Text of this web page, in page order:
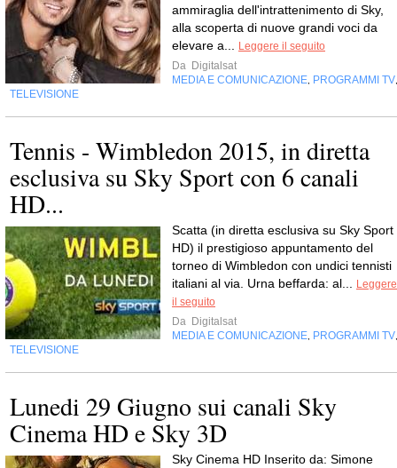
ammiraglia dell'intrattenimento di Sky,
alla scoperta di nuove grandi voci da
elevare a...
Leggere il seguito
Da Digitalsat
MEDIA E COMUNICAZIONE PROGRAMMI TV
TELEVISIONE
Tennis - Wimbledon 2015, in diretta
esclusiva su Sky Sport con 6 canali
HD...
Scatta (in diretta esclusiva su Sky Sport
HD) il prestigioso appuntamento del
torneo di Wimbledon con undici tennisti
italiani al via. Urna beffarda: al...
Leggere
il seguito
Da Digitalsat
MEDIA E COMUNICAZIONE PROGRAMMI TV
TELEVISIONE
Lunedi 29 Giugno sui canali Sky
Cinema HD e Sky 3D
Sky Cinema HD Inserito da: Simone